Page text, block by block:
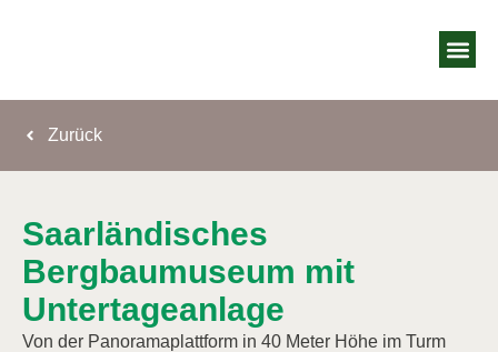
Zurück
Saarländisches
Bergbaumuseum mit
Untertageanlage
Von der Panoramaplattform in 40 Meter Höhe im Turm